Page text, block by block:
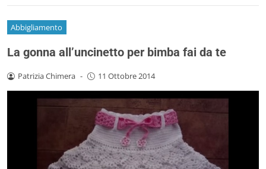
Abbigliamento
La gonna all’uncinetto per bimba fai da te
Patrizia Chimera - 11 Ottobre 2014